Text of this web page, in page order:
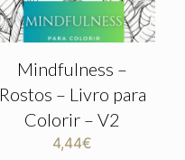
Mindfulness –
Rostos – Livro para
Colorir – V2
4,44€